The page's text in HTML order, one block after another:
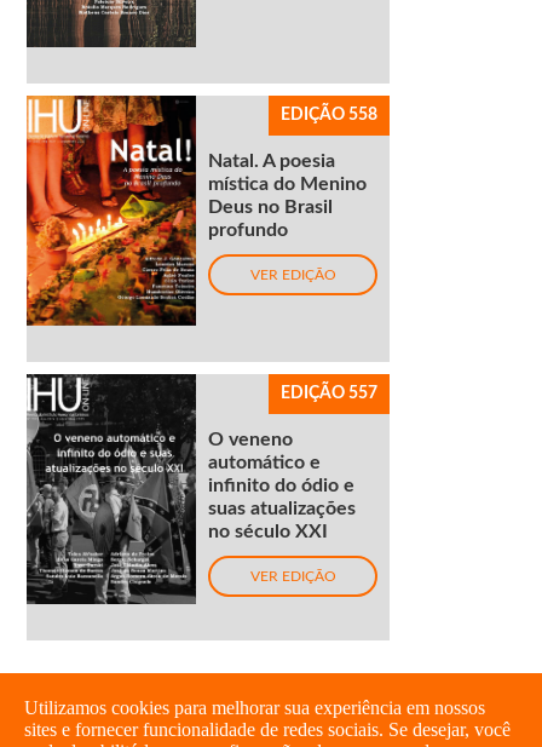
EDIÇÃO 558
Natal. A poesia
mística do Menino
Deus no Brasil
profundo
VER EDIÇÃO
EDIÇÃO 557
O veneno
automático e
infinito do ódio e
suas atualizações
no século XXI
VER EDIÇÃO
Utilizamos cookies para melhorar sua experiência em nossos
sites e fornecer funcionalidade de redes sociais. Se desejar, você